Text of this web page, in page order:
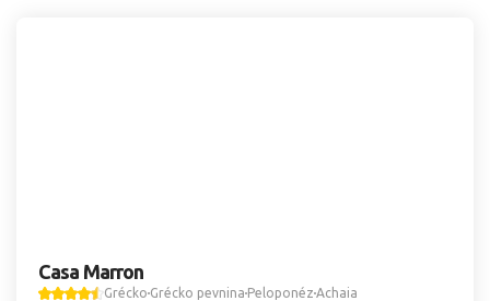
Casa Marron
Grécko Grécko pevnina Peloponéz Achaia